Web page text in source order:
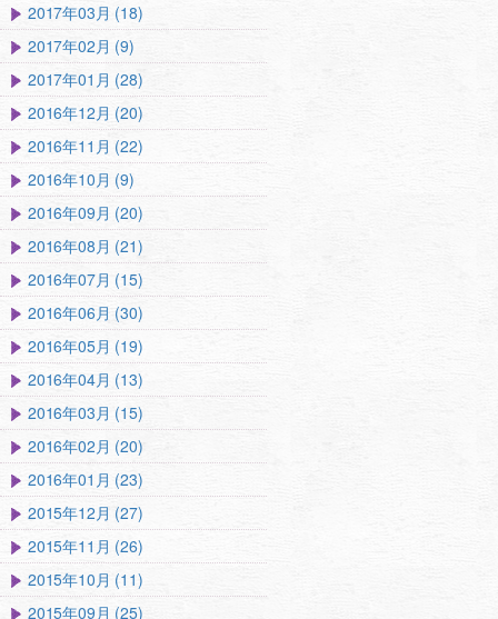
2017年03月 (18)
2017年02月 (9)
2017年01月 (28)
2016年12月 (20)
2016年11月 (22)
2016年10月 (9)
2016年09月 (20)
2016年08月 (21)
2016年07月 (15)
2016年06月 (30)
2016年05月 (19)
2016年04月 (13)
2016年03月 (15)
2016年02月 (20)
2016年01月 (23)
2015年12月 (27)
2015年11月 (26)
2015年10月 (11)
2015年09月 (25)